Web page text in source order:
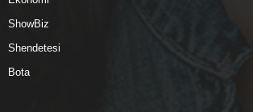
ShowBiz
Shendetesi
Bota